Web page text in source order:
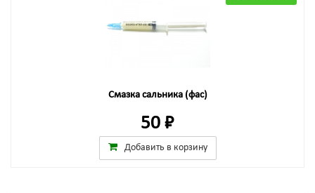
Смазка сальника (фас)
50 ₽
Добавить в корзину